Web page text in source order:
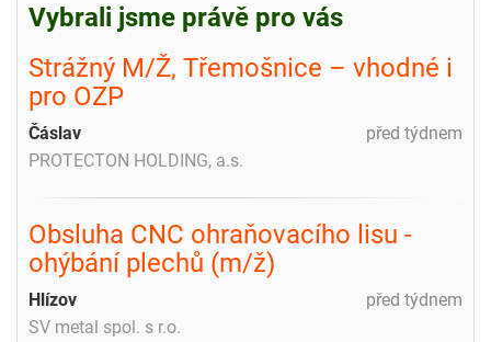
Vybrali jsme právě pro vás
Strážný M/Ž, Třemošnice – vhodné i
pro OZP
před týdnem
Čáslav
PROTECTON HOLDING, a.s.
Obsluha CNC ohraňovacího lisu -
ohýbání plechů (m/ž)
před týdnem
Hlízov
SV metal spol. s r.o.